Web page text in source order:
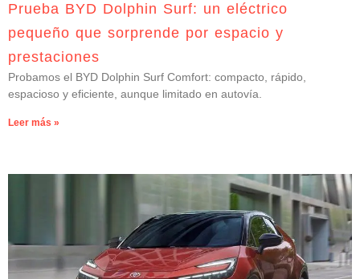
Prueba BYD Dolphin Surf: un eléctrico
pequeño que sorprende por espacio y
prestaciones
Probamos el BYD Dolphin Surf Comfort: compacto, rápido,
espacioso y eficiente, aunque limitado en autovía.
Leer más »